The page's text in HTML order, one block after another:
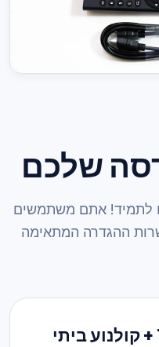
שלכם
לתמיד! אתם משתמשים
ההגדרה המתאימה
📦 סטרימר TANIX + קולנוע ביתי